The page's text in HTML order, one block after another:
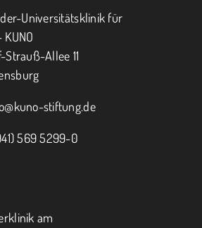
SPENDEN
Universitätsklinik für
Strauß-Allee 11
stiftung.de
569 5299-0
am